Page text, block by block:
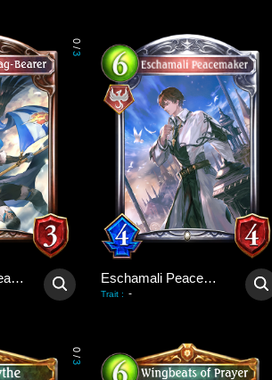
0
/
3
Heavenly Flag-Bearer Eschamali Peacemaker
Trait : -
0
/
3